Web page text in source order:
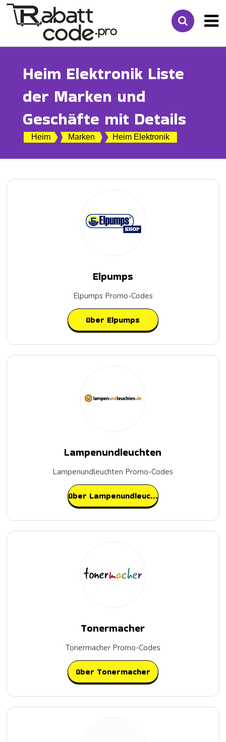
Heim Elektronik Liste
der Marken und
Geschäfte mit Details
Heim Marken Heim Elektronik
Elpumps
Elpumps Promo-Codes
über Elpumps
Lampenundleuchten
Lampenundleuchten Promo-Codes
über Lampenundleuchten
Tonermacher
Tonermacher Promo-Codes
über Tonermacher